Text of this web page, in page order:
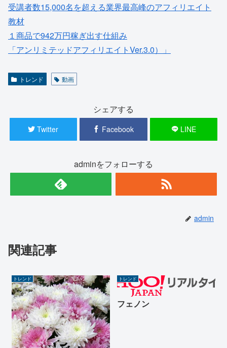
受講者数15,000名を超える業界最高峰のアフィリエイト
教材
１商品で942万円稼ぎ出す仕組み
「アンリミテッドアフィリエイトVer.3.0）」
トレンド 動画
シェアする
Twitter Facebook LINE
adminをフォローする
admin
関連記事
トレンド トレンド
フェノン